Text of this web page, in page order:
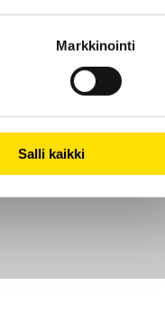
Markkinointi
Salli kaikki
Evästeet